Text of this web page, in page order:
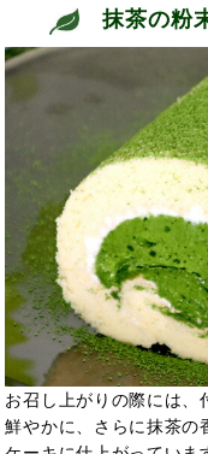
抹茶の粉
お召し上がりの際には、
鮮やかに、さらに抹茶の